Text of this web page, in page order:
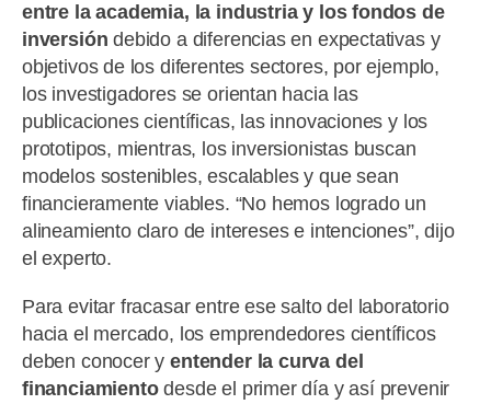
entre la academia, la industria y los fondos de
inversión debido a diferencias en expectativas y
objetivos de los diferentes sectores, por ejemplo,
los investigadores se orientan hacia las
publicaciones científicas, las innovaciones y los
prototipos, mientras, los inversionistas buscan
modelos sostenibles, escalables y que sean
financieramente viables. “No hemos logrado un
alineamiento claro de intereses e intenciones”, dijo
el experto.
Para evitar fracasar entre ese salto del laboratorio
hacia el mercado, los emprendedores científicos
deben conocer yentender la curva del
financiamientodesde el primer día y así prevenir